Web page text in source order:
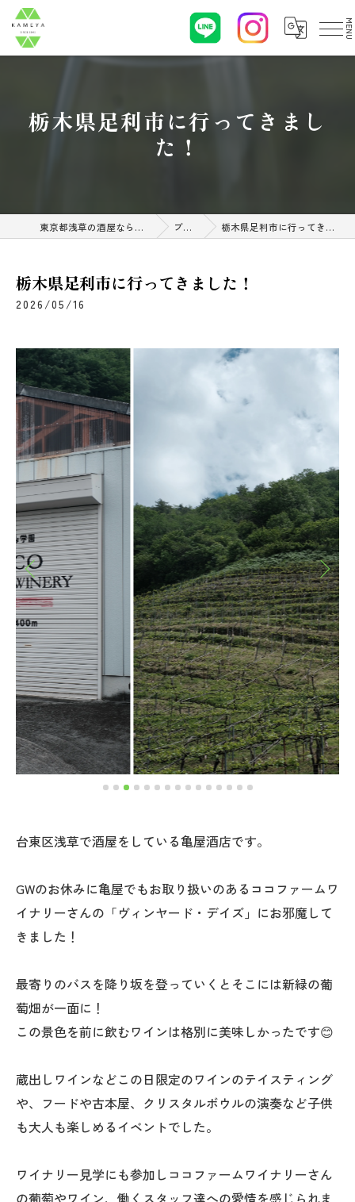
栃木県足利市に行ってきまし
た！
東京都浅草の酒屋なら亀屋酒店 ブログ 栃木県足利市に行ってきました！
栃木県足利市に行ってきました！
2026/05/16
台東区浅草で酒屋をしている亀屋酒店です。
GWのお休みに亀屋でもお取り扱いのあるココファームワ
イナリーさんの「ヴィンヤード・デイズ」にお邪魔して
きました！
最寄りのバスを降り坂を登っていくとそこには新緑の葡
萄畑が一面に！
この景色を前に飲むワインは格別に美味しかったです😊
蔵出しワインなどこの日限定のワインのテイスティング
や、フードや古本屋、クリスタルボウルの演奏など子供
も大人も楽しめるイベントでした。
ワイナリー見学にも参加しココファームワイナリーさん
の葡萄やワイン、働くスタッフ達への愛情を感じられま